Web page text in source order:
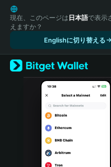
English
日本語
Tiếng Việt
Español (Latinoamérica)
Türkçe
Italiano
Português (Portugal)
Bahasa Indonesia
現在、このページは日本語で表示
えますか？
Englishに切り替える